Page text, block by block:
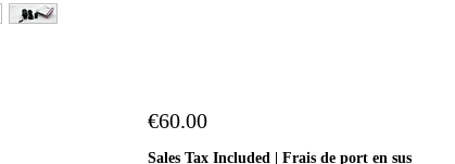
€60.00Price
Sales Tax Included| Frais de port en sus